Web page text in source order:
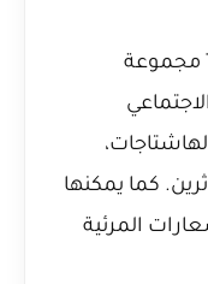
توفر Talkwalker مجموعة
كما يمكنها
المرئية